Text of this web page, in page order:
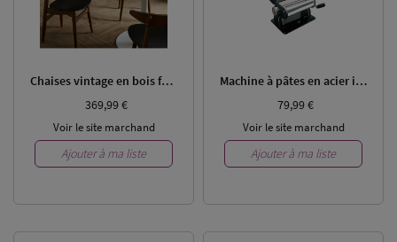
Chaises vintage en bois foncé et noir (lot de 2) WALFORD
369,99 €
Voir le site marchand
Ajouter à ma liste
Machine à pâtes en acier inoxydable noir
79,99 €
Voir le site marchand
Ajouter à ma liste